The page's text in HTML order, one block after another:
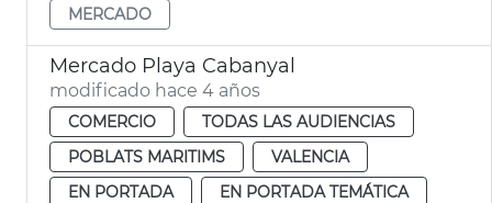
MERCADO
Mercado Playa Cabanyal
modificado hace 4 años
COMERCIO
TODAS LAS AUDIENCIAS
POBLATS MARITIMS
VALENCIA
EN PORTADA
EN PORTADA TEMÁTICA